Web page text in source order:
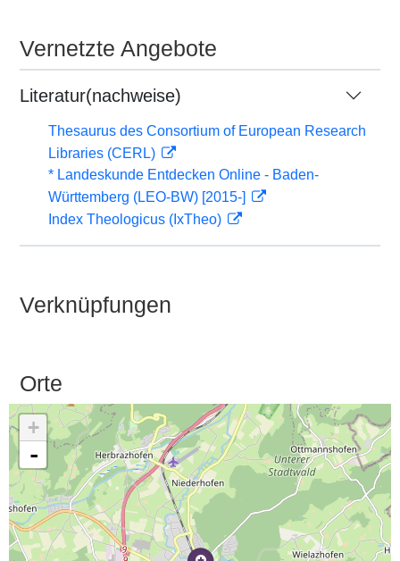
Vernetzte Angebote
Literatur(nachweise)
Thesaurus des Consortium of European Research
Libraries (CERL)
* Landeskunde Entdecken Online - Baden-
Württemberg (LEO-BW) [2015-]
Index Theologicus (IxTheo)
Verknüpfungen
Orte
+
-